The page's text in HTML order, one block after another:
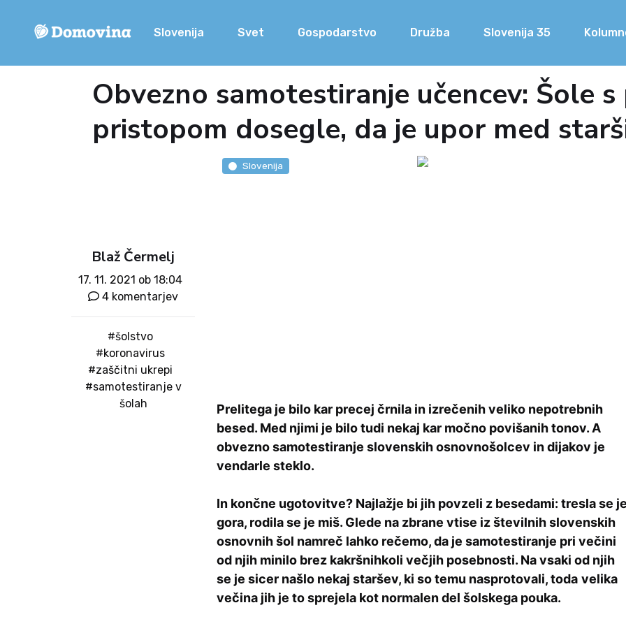
Slovenija Svet Gospodarstvo Družba Slovenija 35
Obvezno samotestiranje učencev: Šole
pristopom dosegle, da je upor med
Blaž Čermelj
17. 11. 2021 ob 18:04
4 komentarjev
#šolstvo
#koronavirus
#zaščitni ukrepi
#samotestiranje v
šolah
Slovenija
Prelitega je bilo kar precej črnila in izrečenih veliko nepotrebnih
besed. Med njimi je bilo tudi nekaj kar močno povišanih tonov. A
obvezno samotestiranje slovenskih osnovnošolcev in dijakov je
vendarle steklo.
In končne ugotovitve? Najlažje bi jih povzeli z besedami: tresla se
gora, rodila se je miš. Glede na zbrane vtise iz številnih slovenskih
osnovnih šol namreč lahko rečemo, da je samotestiranje pri večini
od njih minilo brez kakršnihkoli večjih posebnosti. Na vsaki od njih
se je sicer našlo nekaj staršev, ki so temu nasprotovali, toda velika
večina jih je to sprejela kot normalen del šolskega pouka.